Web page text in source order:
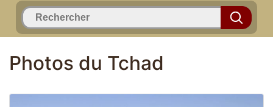
Photos du Tchad